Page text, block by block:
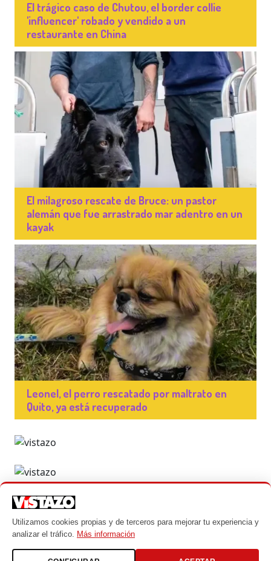
El trágico caso de Chutou, el border collie
'influencer' robado y vendido a un
restaurante en China
El milagroso rescate de Bruce: un pastor
alemán que fue arrastrado mar adentro en un
kayak
Leonel, el perro rescatado por maltrato en
Quito, ya está recuperado
Utilizamos cookies propias y de terceros para mejorar tu experiencia y
analizar el tráfico. Más información